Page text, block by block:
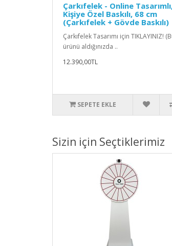
Çarkıfelek - Online
Kişiye Özel Baskılı, 68 cm
(Çarkıfelek + Gövde Baskılı)
Çarkıfelek Tasarımı için TIKLAYINIZ!
ürünü aldığınızda ..
12.390,00TL
SEPETE EKLE
Sizin için Seçtiklerimiz